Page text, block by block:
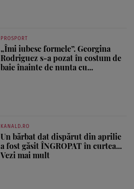
PROSPORT
„Îmi iubesc formele”. Georgina
Rodriguez s-a pozat în costum de
baie înainte de nunta cu...
KANALD.RO
Un bărbat dat dispărut din aprilie
a fost găsit ÎNGROPAT în curtea...
Vezi mai mult